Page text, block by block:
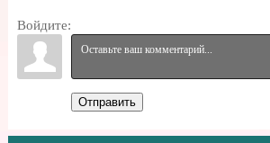
Войдите:
Отправить